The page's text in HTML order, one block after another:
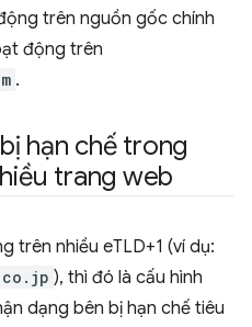
trên nguồn gốc chính
động trên
.
hạn chế trong
trang web
trên nhiều eTLD+1 (ví dụ:
), thì đó là cấu hình
dạng bên bị hạn chế tiêu